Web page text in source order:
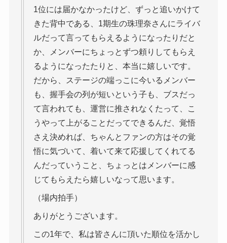
1位には届かなかったけど、ずっと追いかけて
きた背中である、1期生の珠理奈さんにライバ
ルだって言ってもらえるようになったりだと
か、メンバーにちょっとずつ頼りしてもらえ
るようになったたりと、本当に嬉しいです。
だから、ステージの端っこに今いるメンバー
も、握手会の列が短いという子も、ブスだっ
て言われても、運営に推されなくたって、こ
うやって上がることだってできるんだ、覚悟
さえ決めれば、ちゃんとファンの方はその覚
悟に気づいて、着いて来て応援してくれてる
んだっていうこと、ちょっとはメンバーに感
じてもらえたら嬉しいなって思います。
（場内拍手）
ありがとうございます。
この1年で、私は皆さんに頂いた順位を活かし